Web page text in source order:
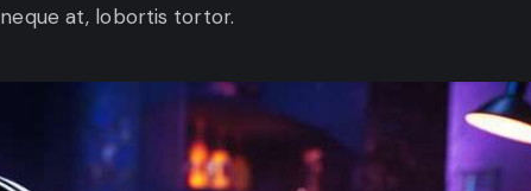
neque at, lobortis tortor.